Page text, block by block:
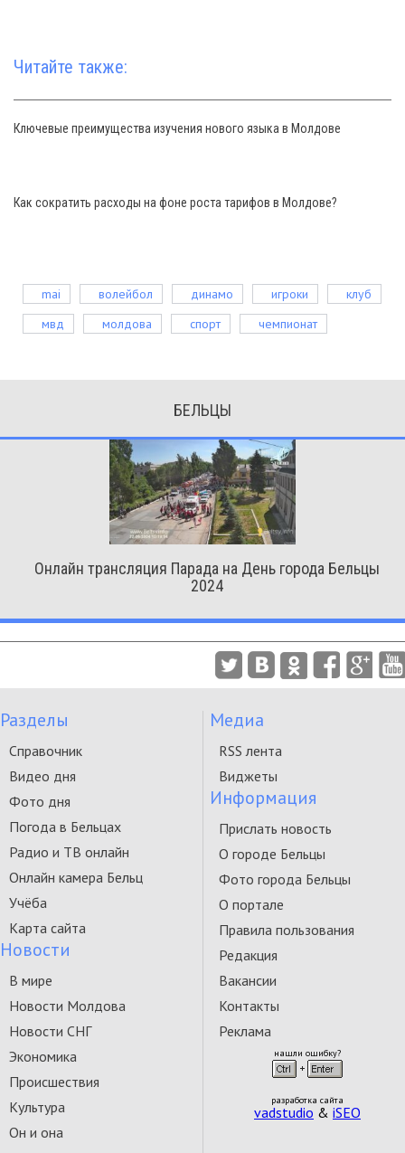
Читайте также:
Ключевые преимущества изучения нового языка в Молдове
Как сократить расходы на фоне роста тарифов в Молдове?
mai волейбол динамо игроки
клуб
мвд
молдова спорт чемпионат
БЕЛЬЦЫ
Онлайн трансляция Парада на День города Бельцы
2024
Разделы
Справочник
Видео дня
Фото дня
Погода в Бельцах
Радио и ТВ онлайн
Онлайн камера Бельц
Учёба
Карта сайта
Новости
В мире
Новости Молдова
Новости СНГ
Экономика
Происшествия
Культура
Он и она
Медиа
RSS лента
Виджеты
Информация
Прислать новость
О городе Бельцы
Фото города Бельцы
О портале
Правила пользования
Редакция
Вакансии
Контакты
Реклама
нашли ошибку?
разработка сайта
vadstudio & iSEO